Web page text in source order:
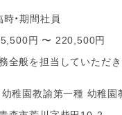
時・期間社員
円 〜 220,500円
全般を担当していただ
保育士 幼稚園教